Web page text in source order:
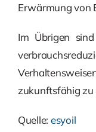
Erwärmung von
Im Übrigen
zukunftsfähig zu
Quelle: esyoil